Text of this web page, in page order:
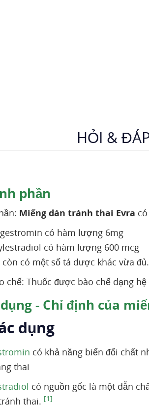
HỎI &
phần
Miếng dán tránh thai Evra
có hàm lượng 6mg
có hàm lượng 600 mcg
có một số tá dược khác vừa đủ.
chế: Thuốc được bào chế dạng
- Chỉ định của
dụng
có khả năng biến đổi chất
thai
có nguồn gốc là một dẫn
thai. [1]